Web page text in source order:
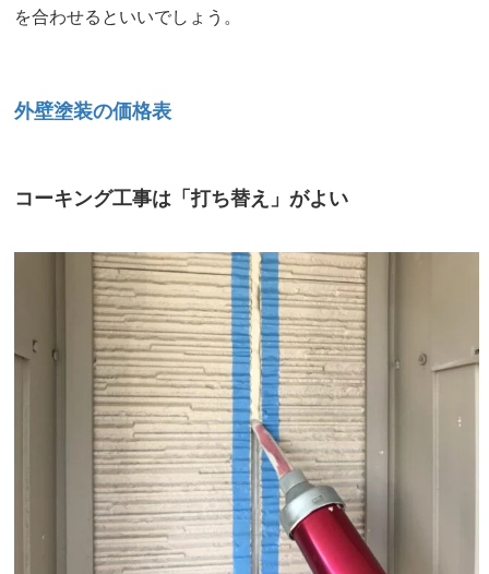
を合わせるといいでしょう。
外壁塗装の価格表
コーキング工事は「打ち替え」がよい